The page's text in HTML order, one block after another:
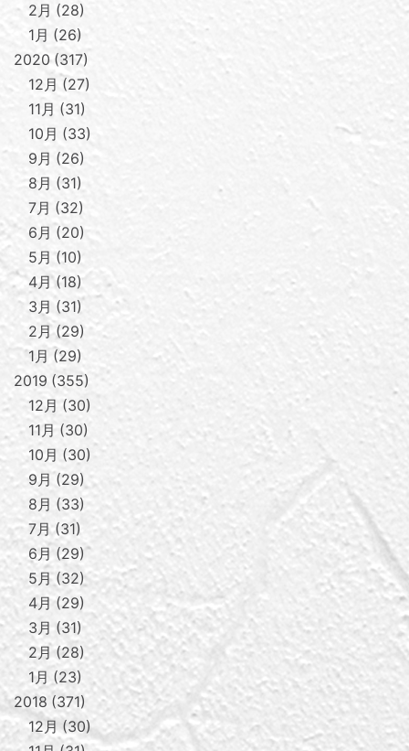
2月
28
1月
26
2020 317
12月
27
11月
31
10月
33
9月
26
8月
31
7月
32
6月
20
5月
10
4月 18
3月
31
2月 29
1月
29
2019 355
12月
30
11月
30
10月
30
9月
29
8月
33
7月 31
6月
29
5月 32
4月
29
3月
31
2月
28
1月
23
2018 371
12月 30